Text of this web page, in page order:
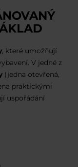
, které umožňují
V jedné z
(jedna otevřená,
praktickými
uspořádání